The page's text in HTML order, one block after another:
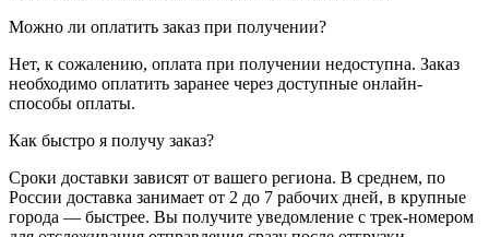
Можно ли оплатить заказ при получении?
Нет, к сожалению, оплата при получении недоступна. Заказ
необходимо оплатить заранее через доступные онлайн-
способы оплаты.
Как быстро я получу заказ?
Сроки доставки зависят от вашего региона. В среднем, по
России доставка занимает от 2 до 7 рабочих дней, в крупные
города — быстрее. Вы получите уведомление с трек-номером